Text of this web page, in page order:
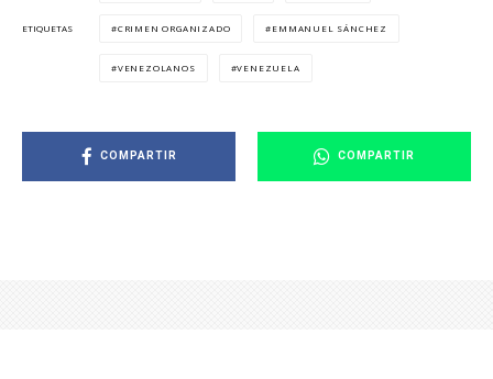
ETIQUETAS CRIMEN ORGANIZADO EMMANUEL SÁNCHEZ
VENEZOLANOS VENEZUELA
COMPARTIR COMPARTIR